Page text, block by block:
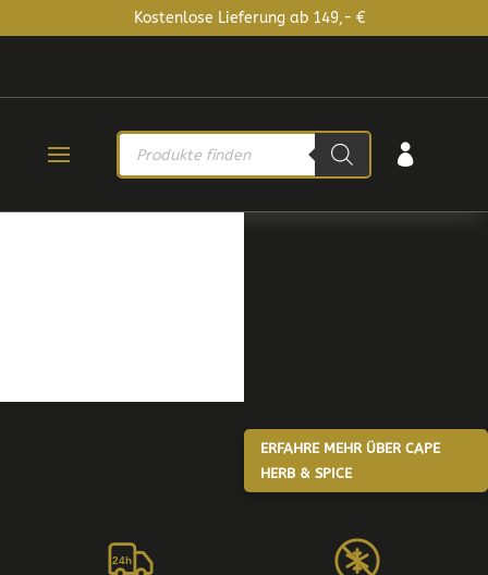
Kostenlose Lieferung ab 149,- €
PRODUCTS
SEARCH

ERFAHRE MEHR ÜBER CAPE
HERB & SPICE
24h